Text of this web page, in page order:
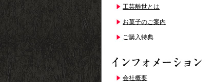
工芸離世とは
お菓子のご案内
ご購入特典
会社概要